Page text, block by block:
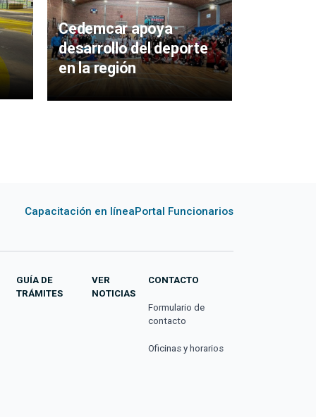
Cedemcar apoya
desarrollo del deporte
en la región
Capacitación en líneaPortal Funcionarios
GUÍA DE
TRÁMITES
VER
NOTICIAS
CONTACTO
Formulario de
contacto
Oficinas y horarios